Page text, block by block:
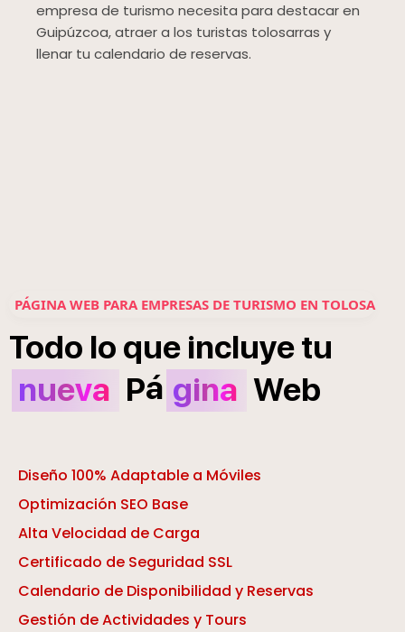
empresa de turismo necesita para destacar en
Guipúzcoa, atraer a los turistas tolosarras y
llenar tu calendario de reservas.
PÁGINA WEB PARA EMPRESAS DE TURISMO EN TOLOSA
Todo lo que incluyetu
nueva Pá gina Web
Diseño 100% Adaptable a Móviles
Optimización SEO Base
Alta Velocidad de Carga
Certificado de Seguridad SSL
Calendario de Disponibilidad y Reservas
Gestión de Actividades y Tours